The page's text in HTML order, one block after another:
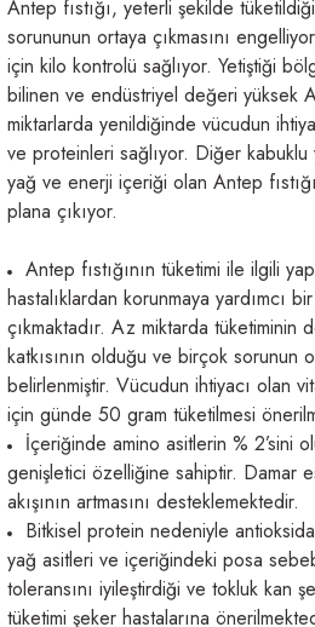
Antep fıstığı, yeterli şekilde
sorununun ortaya çıkmasını
için kilo kontrolü sağlıyor. Yetiştiği
bilinen ve endüstriyel değeri yüksek
miktarlarda yenildiğinde vücudun
ve proteinleri sağlıyor. Diğer
yağ ve enerji içeriği olan Antep
plana çıkıyor.
Antep fıstığının tüketimi ile ilgili
hastalıklardan korunmaya yardımcı
çıkmaktadır. Az miktarda tüketiminin
katkısının olduğu ve birçok sorunun
belirlenmiştir. Vücudun ihtiyacı olan
için günde 50 gram tüketilmesi
İçeriğinde amino asitlerin % 2’sini
genişletici özelliğine sahiptir. Damar
akışının artmasını desteklemektedir.
Bitkisel protein nedeniyle
yağ asitleri ve içeriğindeki posa
toleransını iyileştirdiği ve tokluk kan
tüketimi şeker hastalarına